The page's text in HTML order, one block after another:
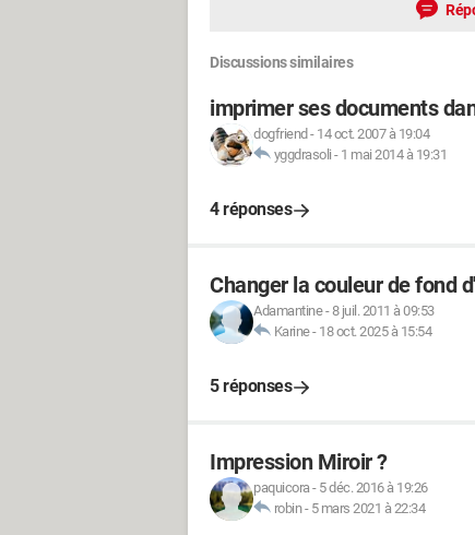
Discussions similaires
imprimer ses documents
dogfriend - 14 oct. 2007 à 19:04
yggdrasoli - 1 mai 2014 à 19:31
4 réponses
Changer la couleur de fond
Adamantine-8 juil. 2011 à 09:53
Karine- 18 oct. 2025 à 15:54
5 réponses
Impression Miroir ?
paquicora- 5 déc. 2016 à 19:26
robin- 5 mars 2021 à 22:34